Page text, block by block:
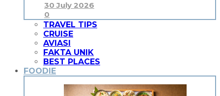
30 July 2026
0
TRAVEL TIPS
CRUISE
AVIASI
FAKTA UNIK
BEST PLACES
FOODIE